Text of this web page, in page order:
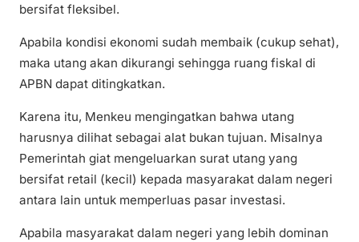
bersifat fleksibel.
Apabila kondisi ekonomi sudah membaik (cukup sehat),
maka utang akan dikurangi sehingga ruang fiskal di
APBN dapat ditingkatkan.
Karena itu, Menkeu mengingatkan bahwa utang
harusnya dilihat sebagai alat bukan tujuan. Misalnya
Pemerintah giat mengeluarkan surat utang yang
bersifat retail (kecil) kepada masyarakat dalam negeri
antara lain untuk memperluas pasar investasi.
Apabila masyarakat dalam negeri yang lebih dominan